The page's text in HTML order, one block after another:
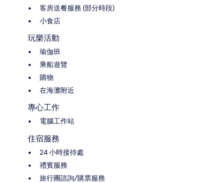
客房送餐服務 (部分時段)
小食店
玩樂活動
瑜伽班
乘船遊覽
購物
在海灘附近
專心工作
電腦工作站
住宿服務
24 小時接待處
禮賓服務
旅行團諮詢/購票服務